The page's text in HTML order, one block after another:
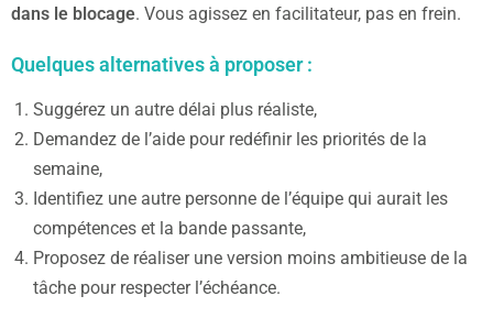
dans le blocage. Vous agissez en facilitateur, pas en frein.
Quelques alternatives à proposer :
Suggérez un autre délai plus réaliste,
Demandez de l’aide pour redéfinir les priorités de la
semaine,
Identifiez une autre personne de l’équipe qui aurait les
compétences et la bande passante,
Proposez de réaliser une version moins ambitieuse de la
tâche pour respecter l’échéance.